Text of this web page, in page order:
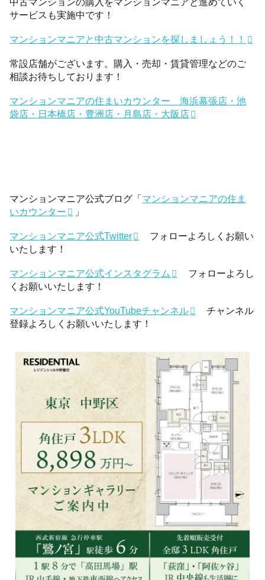
サービスも実施中です！
マンションマニアと中古マンションを探しましょう！！
常設店舗がございます。購入・売却・賃貸管理などのご
相談お待ちしております！
マンションマニアの住まいカウンター 海浜幕張店・池
袋店・日本橋店・豊洲店・月島店・大阪店
マンションマニア公式ブログ「マンションマニアの住ま
いカウンター
」
マンションマニア公式Twitter
フォローよろしくお願い
いたします！
マンションマニア公式インスタグラム
フォローよろし
くお願いいたします！
マンションマニア公式YouTubeチャンネル
チャンネル
登録よろしくお願いいたします！